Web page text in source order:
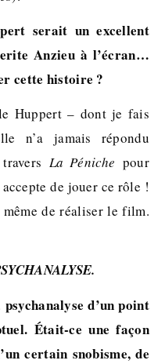
serait un excellent
Anzieu à l’écran…
cette histoire ?
Huppert – dont je fais
n’a jamais répondu
La Péniche pour
de jouer ce rôle !
de réaliser le film.
d’un point
Était-ce une façon
certain snobisme, de